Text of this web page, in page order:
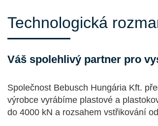
ka
Technologická
Váš spolehlivý partner pro
Společnost Bebusch Hungária Kft.
výrobce vyrábíme plastové a
do 4000 kN a rozsahem vstřikování